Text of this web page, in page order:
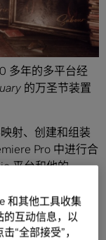
加速创意工作的艺
专家。
多年的多平台经
的万圣节装置
射、创建和组装
Pro 中进行合
平台和他的
和 Photoshop
灵感来自他的家
和其他工具收集
互动信息，以
“全部接受”，